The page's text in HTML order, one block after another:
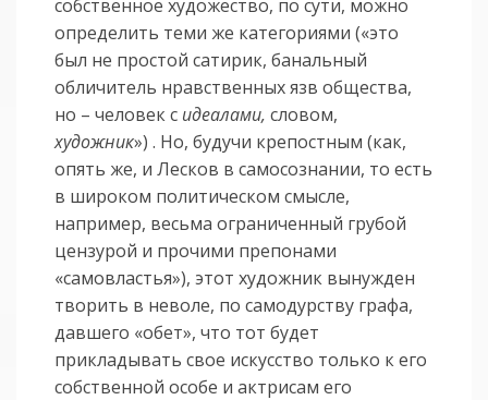
собственное художество, по сути, можно
определить теми же категориями («это
был не простой сатирик, банальный
обличитель нравственных язв общества,
но – человек с идеалами, словом,
художник») . Но, будучи крепостным (как,
опять же, и Лесков в самосознании, то есть
в широком политическом смысле,
например, весьма ограниченный грубой
цензурой и прочими препонами
«самовластья»), этот художник вынужден
творить в неволе, по самодурству графа,
давшего «обет», что тот будет
прикладывать свое искусство только к его
собственной особе и актрисам его